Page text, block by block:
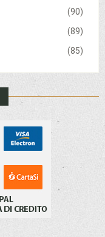
(90)
(89)
(85)